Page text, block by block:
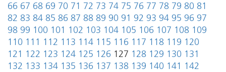
66 67 68 69 70 71 72 73 74 75 76 77 78 79 80 81
82 83 84 85 86 87 88 89 90 91 92 93 94 95 96 97
98 99 100 101 102 103 104 105 106 107 108 109
110 111 112 113 114 115 116 117 118 119 120
121 122 123 124 125 126 127 128 129 130 131
132 133 134 135 136 137 138 139 140 141 142